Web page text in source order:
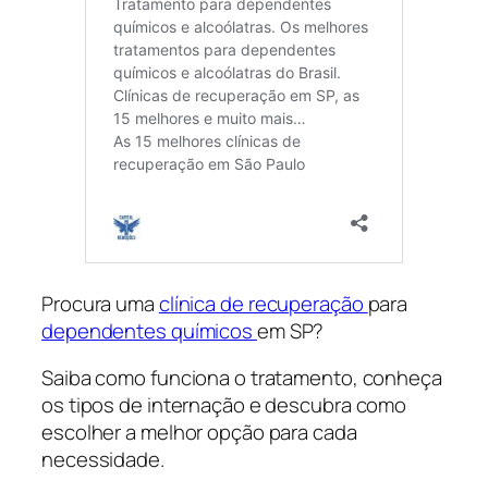
Procura umaclínica de recuperação para
dependentes químicosem SP?
Saiba como funciona o tratamento, conheça
os tipos de internação e descubra como
escolher a melhor opção para cada
necessidade.